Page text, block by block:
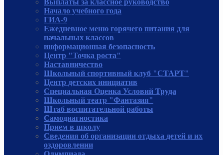
Выплаты за классное руководство
Начало учебного года
ГИА-9
Ежедневное меню горячего питания для
начальных классов
информационная безопасность
Центр "Точка роста"
Наставничество
Школьный спортивный клуб "СТАРТ"
Центр детских инициатив
Специальная Оценка Условий Труда
Школьный театр "Фантазия"
Штаб воспитательной работы
Самодиагностика
Прием в школу
Сведения об организации отдыха детей и их
оздоровлении